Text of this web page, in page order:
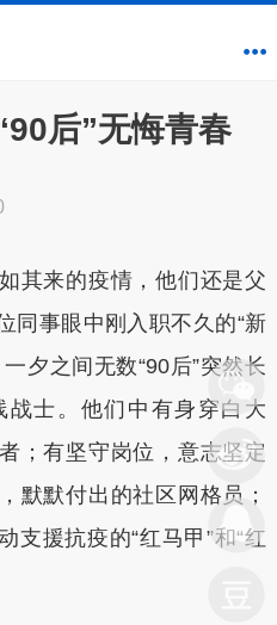
后”无悔青春
来的疫情，他们还是父
同事眼中刚入职不久的“新
夕之间无数“90后”突然长
士。他们中有身穿白大
；有坚守岗位，意志坚定
默默付出的社区网格员；
支援抗疫的“红马甲”和“红